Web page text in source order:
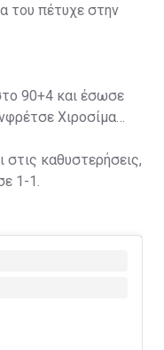
του πέτυχε στην
90+4 και έσωσε
Χιροσίμα
καθυστερήσεις,
1-1.